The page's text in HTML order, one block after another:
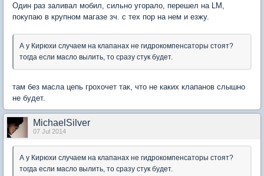
Один раз заливал мобил, сильно угорало, перешел на LM,
покупаю в крупном магазе зч. с тех пор на нем и езжу.
А у Кирюхи случаем на клапанах не гидрокомпенсаторы стоят?
тогда если масло вылить, то сразу стук будет.
там без масла цепь грохочет так, что не каких клапанов слышно
не будет.
MichaelSilver
07 Jul 2014
А у Кирюхи случаем на клапанах не гидрокомпенсаторы стоят?
тогда если масло вылить, то сразу стук будет.